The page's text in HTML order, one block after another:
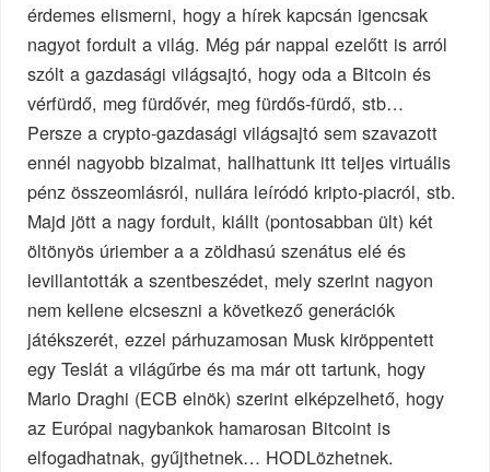
érdemes elismerni, hogy a hírek kapcsán igencsak
nagyot fordult a világ. Még pár nappal ezelőtt is arról
szólt a gazdasági világsajtó, hogy oda a Bitcoin és
vérfürdő, meg fürdővér, meg fürdős-fürdő, stb…
Persze a crypto-gazdasági világsajtó sem szavazott
ennél nagyobb bizalmat, hallhattunk itt teljes virtuális
pénz összeomlásról, nullára leíródó kripto-piacról, stb.
Majd jött a nagy fordult, kiállt (pontosabban ült) két
öltönyös úriember a a zöldhasú szenátus elé és
levillantották a szentbeszédet, mely szerint nagyon
nem kellene elcseszni a következő generációk
játékszerét, ezzel párhuzamosan Musk kiröppentett
egy Teslát a világűrbe és ma már ott tartunk, hogy
Mario Draghi (ECB elnök) szerint elképzelhető, hogy
az Európai nagybankok hamarosan Bitcoint is
elfogadhatnak, gyűjthetnek… HODLözhetnek.